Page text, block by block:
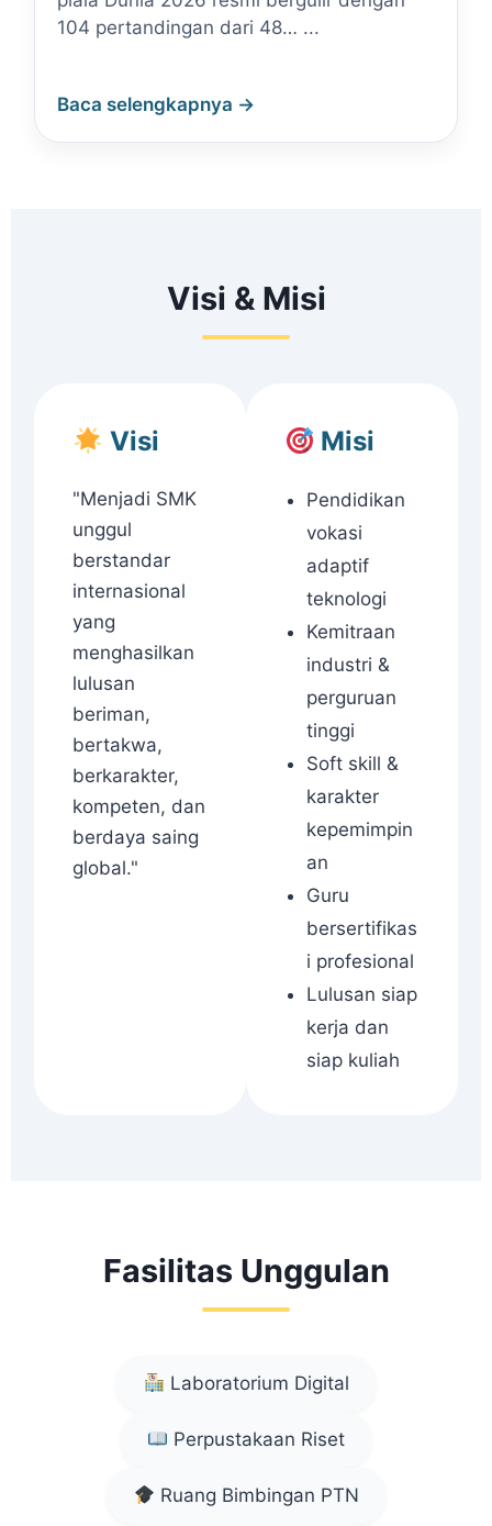
104 pertandingan dari 48… ...
Baca selengkapnya →
Visi & Misi
Visi
"Menjadi SMK
unggul
berstandar
internasional
yang
menghasilkan
lulusan
beriman,
bertakwa,
berkarakter,
kompeten, dan
berdaya saing
global."
Misi
Pendidikan
vokasi
adaptif
teknologi
Kemitraan
industri &
perguruan
tinggi
Soft skill &
karakter
kepemimpin
an
Guru
bersertifikas
i profesional
Lulusan siap
kerja dan
siap kuliah
Fasilitas Unggulan
Laboratorium Digital
Perpustakaan Riset
Ruang Bimbingan PTN